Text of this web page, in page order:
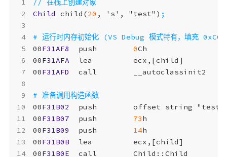
Child
child (20 , ' s ' , "test" )
00F31AF8 push 0Ch
00F31AFA lea ecx ,[child]
00F31AFD call __autoclassinit2
00F31B02 push offset string "test
00F31B07 push 73h
00F31B09 push 14h
00F31B0B lea ecx ,[child]
00F31B0E call Child ::Child